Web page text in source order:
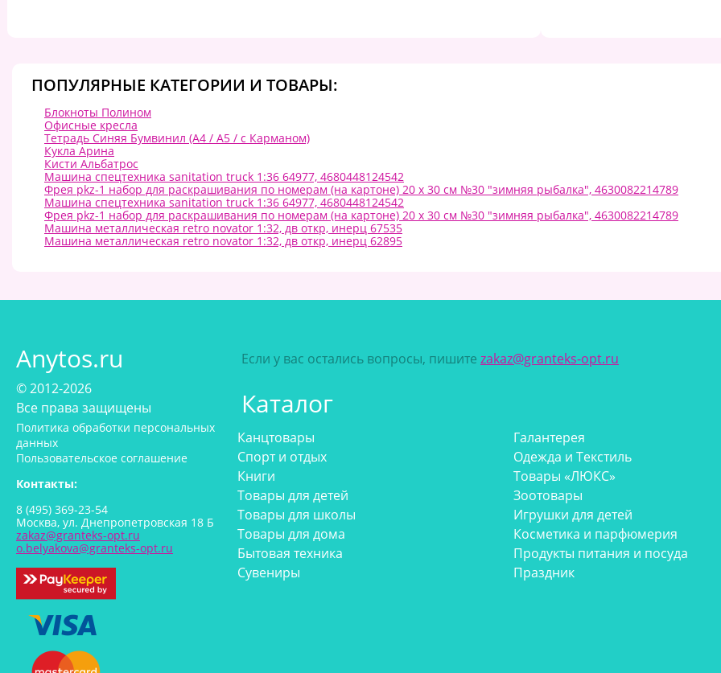
ПОПУЛЯРНЫЕ КАТЕГОРИИ И ТОВАРЫ:
Блокноты Полином
Офисные кресла
Тетрадь Синяя Бумвинил (А4 / A5 / с Карманом)
Кукла Арина
Кисти Альбатрос
Машина спецтехника sanitation truck 1:36 64977, 4680448124542
Фрея pkz-1 набор для раскрашивания по номерам (на картоне) 20 х 30 см №30 "зимняя рыбалка", 4630082214789
Машина спецтехника sanitation truck 1:36 64977, 4680448124542
Фрея pkz-1 набор для раскрашивания по номерам (на картоне) 20 х 30 см №30 "зимняя рыбалка", 4630082214789
Машина металлическая retro novator 1:32, дв откр, инерц 67535
Машина металлическая retro novator 1:32, дв откр, инерц 62895
Anytos.ru
© 2012-2026
Все права защищены
Политика обработки персональных
данных
Пользовательское соглашение
Контакты:
8 (495) 369-23-54
Москва, ул. Днепропетровская 18 Б
zakaz@granteks-opt.ru
o.belyakova@granteks-opt.ru
Если у вас остались вопросы, пишите zakaz@granteks-opt.ru
Каталог
Канцтовары
Спорт и отдых
Книги
Товары для детей
Товары для школы
Товары для дома
Бытовая техника
Сувениры
Галантерея
Одежда и Текстиль
Товары «ЛЮКС»
Зоотовары
Игрушки для детей
Косметика и парфюмерия
Продукты питания и посуда
Праздник